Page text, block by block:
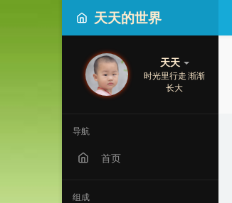
天天的世界
天天
时光里行走 渐渐
长大
导航
首页
组成